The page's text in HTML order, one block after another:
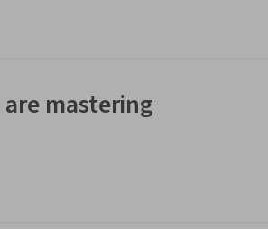
mastering